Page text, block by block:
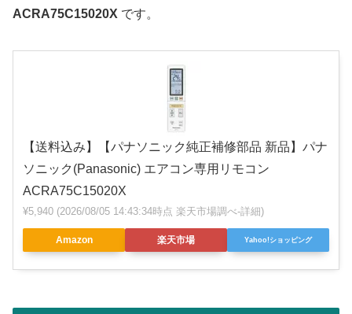
ACRA75C15020X です。
【送料込み】【パナソニック純正補修部品 新品】パナ
ソニック(Panasonic) エアコン専用リモコン
ACRA75C15020X
¥5,940 (2026/08/05 14:43:34時点 楽天市場調べ-詳細)
Amazon 楽天市場 Yahoo!ショッピング